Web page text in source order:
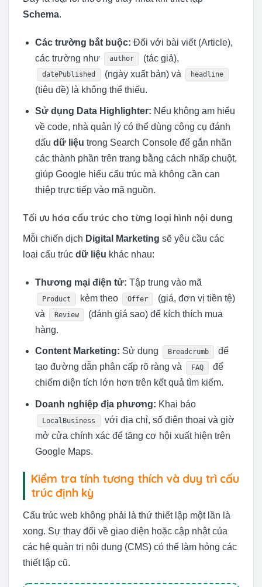
Schema.
Các trường bắt buộc: Đối với bài viết (Article),
các trường như
author (tác giả),
datePublished (ngày xuất bản) và headline
(tiêu đề) là không thể thiếu.
Sử dụng Data Highlighter: Nếu không am hiểu
về code, nhà quản lý có thể dùng công cụ đánh
dấu dữ liệu trong Search Console để gắn nhãn
các thành phần trên trang bằng cách nhấp chuột,
giúp Google hiểu cấu trúc mà không cần can
thiệp trực tiếp vào mã nguồn.
Tối ưu hóa cấu trúc cho từng loại hình nội dung
Mỗi chiến dịch Digital Marketing sẽ yêu cầu các
loại cấu trúc dữ liệu khác nhau:
Thương mại điện tử: Tập trung vào mã
Product kèm theo Offer
(giá, đơn vị tiền tệ)
và
Review
(đánh giá sao) để kích thích mua
hàng.
Content Marketing: Sử dụng Breadcrumb
để
tạo đường dẫn phân cấp rõ ràng và
FAQ
để
chiếm diện tích lớn hơn trên kết quả tìm kiếm.
Doanh nghiệp địa phương: Khai báo
LocalBusiness
với địa chỉ, số điện thoại và giờ
mở cửa chính xác để tăng cơ hội xuất hiện trên
Google Maps.
Kiểm tra tính tương thích và duy trì cấu
trúc định kỳ
Cấu trúc web không phải là thứ thiết lập một lần là
xong. Sự thay đổi về giao diện hoặc cập nhật của
các hệ quản trị nội dung (CMS) có thể làm hỏng các
thiết lập cũ.